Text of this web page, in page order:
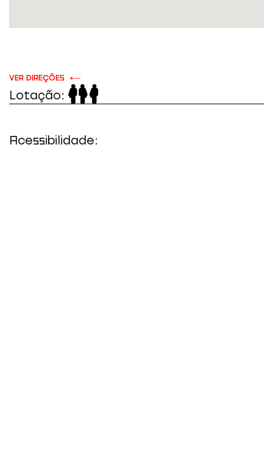
VER DIREÇÕES
Lotação:
Acessibilidade: